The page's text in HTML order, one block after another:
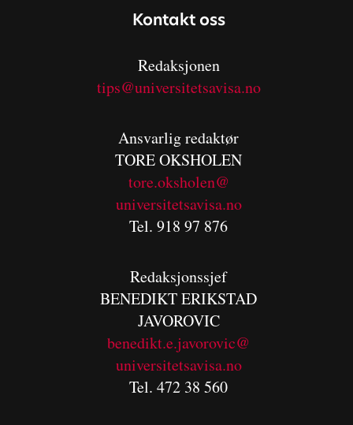
Kontakt oss
Redaksjonen
tips@universitetsavisa.no
Ansvarlig redaktør
TORE OKSHOLEN
tore.oksholen@
universitetsavisa.no
Tel. 918 97 876
Redaksjonssjef
BENEDIKTERIKSTAD
JAVOROVIC
benedikt.e.javorovic@
universitetsavisa.no
Tel. 472 38 560